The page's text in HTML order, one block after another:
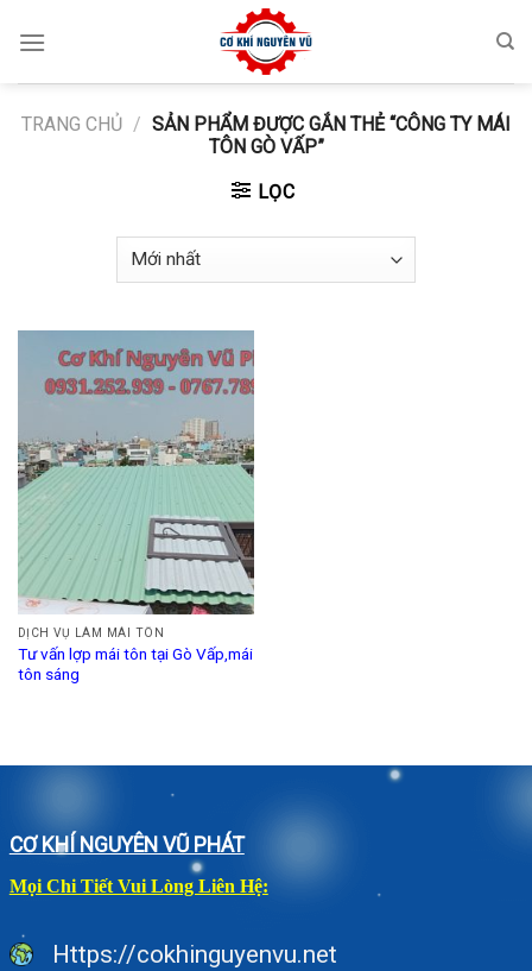
TRANG CHỦ / SẢN PHẨM ĐƯỢC GẮN THẺ “CÔNG TY MÁI
TÔN GÒ VẤP”
LỌC
DỊCH VỤ LÀM MÁI TÔN
Tư vấn lợp mái tôn tại Gò Vấp,mái
tôn sáng
CƠ KHÍ NGUYÊN VŨ PHÁT
Mọi Chi Tiết Vui Lòng Liên Hệ:
Https://cokhinguyenvu.net